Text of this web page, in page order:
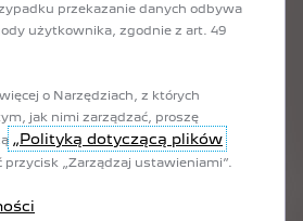
przekazanie danych odbywa
użytkownika, zgodnie z art. 49
o Narzędziach, z których
jak nimi zarządzać, proszę
„Polityką dotyczącą plików
przycisk „Zarządzaj ustawieniami”.